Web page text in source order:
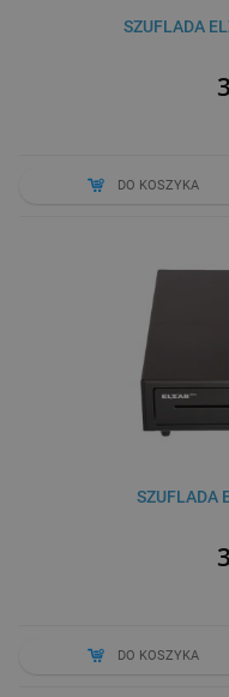
SZUFLADA
DO KOSZYKA
SZUFLADA
DO KOSZYKA